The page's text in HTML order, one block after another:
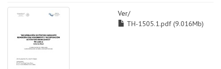
Ver/
TH-1505.1.pdf (9.016Mb)